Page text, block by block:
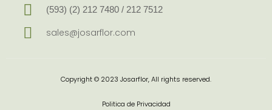
(593) (2) 212 7480 / 212 7512
sales@josarflor.com
Copyright © 2023 Josarflor, All rights reserved.
Politica de Privacidad